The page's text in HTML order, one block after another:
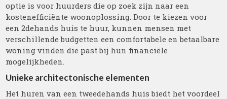
optie is voor huurders die op zoek zijn naar een
kostenefficiënte woonoplossing. Door te kiezen voor
een 2dehands huis te huur, kunnen mensen met
verschillende budgetten een comfortabele en betaalbare
woning vinden die past bij hun financiële
mogelijkheden.
Unieke architectonische elementen
Het huren van een tweedehands huis biedt het voordeel